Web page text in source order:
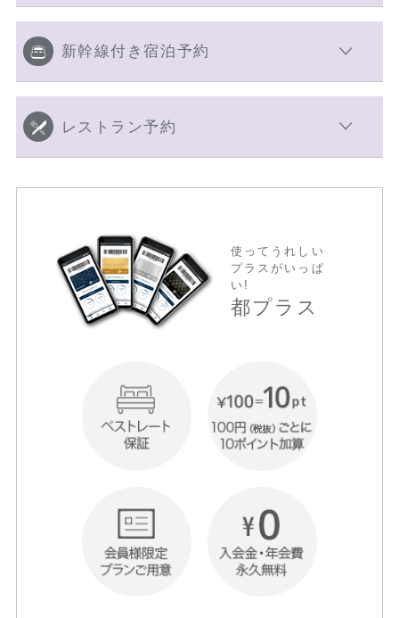
新幹線付き宿泊予約
レストラン予約
使ってうれしい
プラスがいっぱ
い!
都プラス